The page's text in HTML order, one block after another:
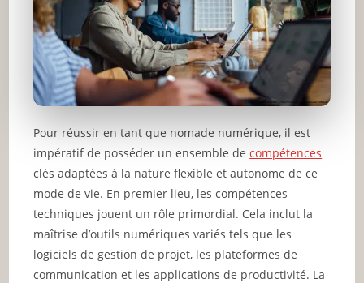
Pour réussir en tant que nomade numérique, il est
impératif de posséder un ensemble decompétences
clés adaptées à la nature flexible et autonome de ce
mode de vie. En premier lieu, les compétences
techniques jouent un rôle primordial. Cela inclut la
maîtrise d’outils numériques variés tels que les
logiciels de gestion de projet, les plateformes de
communication et les applications de productivité. La